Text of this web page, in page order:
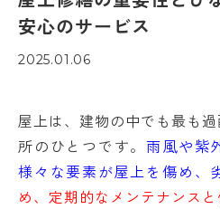
安心のサービス
2025.01.06
屋上は、建物の中でも最も
所のひとつです。雨風や紫
様々な要素が屋上を傷め、
め、定期的なメンテナンスと